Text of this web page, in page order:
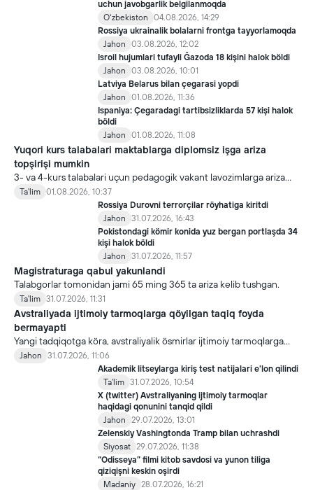
uchun javobgarlik belgilanmoqda
Oʻzbekiston
04.08.2026, 14:29
Rossiya ukrainalik bolalarni frontga tayyorlamoqda
Jahon
03.08.2026, 12:02
Isroil hujumlari tufayli Ğazoda 18 kişini halok böldi
Jahon
03.08.2026, 10:01
Latviya Belarus bilan çegarasi yopdi
Jahon
01.08.2026, 11:36
Ispaniya: Çegaradagi tartibsizliklarda 57 kişi halok
böldi
Jahon
01.08.2026, 11:08
Yuqori kurs talabalari maktablarga diplomsiz işga ariza
topşirişi mumkin
3- va 4-kurs talabalari uçun pedagogik vakant lavozimlarga ariza
topşirish yanada soddalaştirildi.
Ta'lim 01.08.2026, 10:37
Rossiya Durovni terrorçilar röyhatiga kiritdi
Jahon
31.07.2026, 16:43
Pokistondagi kömir konida yuz bergan portlaşda 34
kişi halok böldi
Jahon
31.07.2026, 11:57
Magistraturaga qabul yakunlandi
Talabgorlar tomonidan jami 65 ming 365 ta ariza kelib tushgan.
Ta'lim 31.07.2026, 11:31
Avstraliyada ijtimoiy tarmoqlarga qöyilgan taqiq foyda
bermayapti
Yangi tadqiqotga köra, avstraliyalik ösmirlar ijtimoiy tarmoqlarga
qöyilgan taqiqdan söng ham ulardan foydalanmoqda.
Jahon
31.07.2026, 11:06
Akademik litseylarga kiriş test natijalari e'lon qilindi
Ta'lim 31.07.2026, 10:54
X (twitter) Avstraliyaning ijtimoiy tarmoqlar
haqidagi qonunini tanqid qildi
Jahon
29.07.2026, 13:01
Zelenskiy Vashingtonda Tramp bilan uchrashdi
Siyosat 29.07.2026, 11:38
“Odisseya” filmi kitob savdosi va yunon tiliga
qiziqişni keskin oşirdi
Madaniy 28.07.2026, 16:21